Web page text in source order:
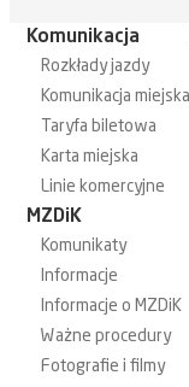
Komunikacja
Rozkłady jazdy
Komunikacja miejska
Taryfa biletowa
Karta miejska
Linie komercyjne
MZDiK
Komunikaty
Informacje
Informacje o MZDiK
Ważne procedury
Fotografie i filmy